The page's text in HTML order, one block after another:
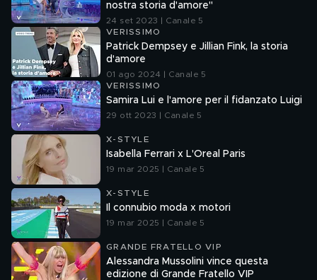
nostra storia d'amore"
24 set 2023 | Canale 5
VERISSIMO
Patrick Dempsey e Jillian Fink, la storia
d'amore
01 ago 2024 | Canale 5
VERISSIMO
Samira Lui e l'amore per il fidanzato Luigi
29 ott 2023 | Canale 5
X-STYLE
Isabella Ferrari x L'Oreal Paris
19 mar 2025 | Canale 5
X-STYLE
Il connubio moda x motori
19 mar 2025 | Canale 5
GRANDE FRATELLO VIP
Alessandra Mussolini vince questa
edizione di Grande Fratello VIP